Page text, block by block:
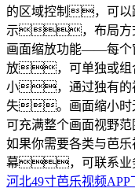
的区域控制，可以
示，布局方
画面缩放功能——每个
放，可单独或组
小，通过独有的
失。画面缩小时
可充满整个画面视野
如果你需要各类与芭
幕，可联系业
河北49寸芭乐视频